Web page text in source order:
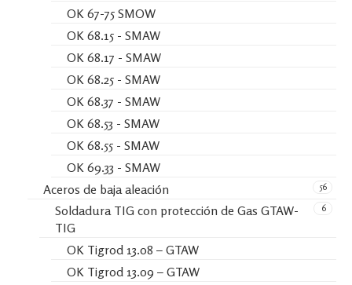
OK 67-75 SMOW
OK 68.15 - SMAW
OK 68.17 - SMAW
OK 68.25 - SMAW
OK 68.37 - SMAW
OK 68.53 - SMAW
OK 68.55 - SMAW
OK 69.33 - SMAW
56
Aceros de baja aleación
6
Soldadura TIG con protección de Gas GTAW-
TIG
OK Tigrod 13.08 – GTAW
OK Tigrod 13.09 – GTAW